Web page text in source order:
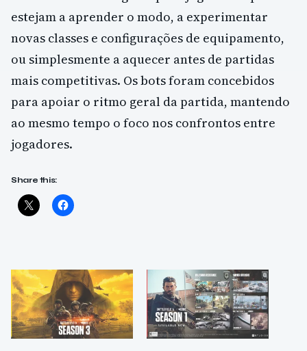
estejam a aprender o modo, a experimentar
novas classes e configurações de equipamento,
ou simplesmente a aquecer antes de partidas
mais competitivas. Os bots foram concebidos
para apoiar o ritmo geral da partida, mantendo
ao mesmo tempo o foco nos confrontos entre
jogadores.
Share this: